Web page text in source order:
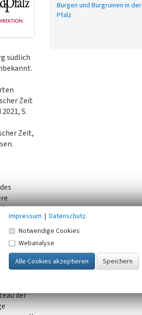
südlich
Zeit
S.
Zeit,
-
weiter
der
Burgen und Burgruinen in der
Pfalz
Impressum | Datenschutz
Notwendige Cookies
Webanalyse